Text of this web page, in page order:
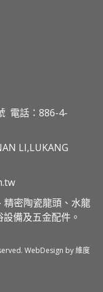
電話：886-4-
LI,LUKANG
精密陶瓷龍頭、水龍
備及五金配件。
WebDesign by 維度